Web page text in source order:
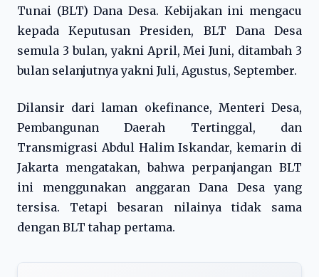
Tunai (BLT) Dana Desa. Kebijakan ini mengacu
kepada Keputusan Presiden, BLT Dana Desa
semula 3 bulan, yakni April, Mei Juni, ditambah 3
bulan selanjutnya yakni Juli, Agustus, September.
Dilansir dari laman okefinance, Menteri Desa,
Pembangunan Daerah Tertinggal, dan
Transmigrasi Abdul Halim Iskandar, kemarin di
Jakarta mengatakan, bahwa perpanjangan BLT
ini menggunakan anggaran Dana Desa yang
tersisa. Tetapi besaran nilainya tidak sama
dengan BLT tahap pertama.